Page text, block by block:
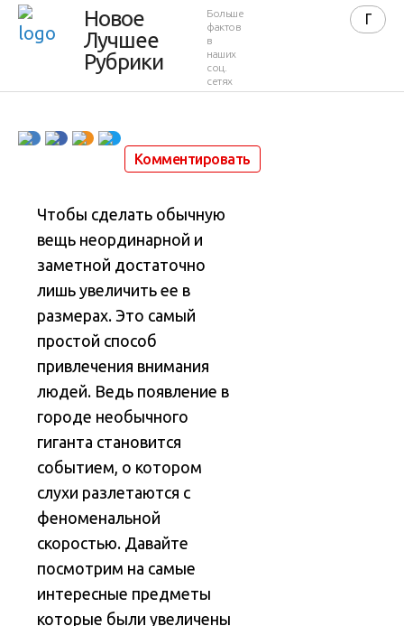
Новое
Лучшее
Рубрики
Больше
фактов
в
наших
соц.
сетях
предметов
27
56 775
11 октября 2012 в 02:39
Комментировать
Чтобы сделать обычную
вещь неординарной и
заметной достаточно
лишь увеличить ее в
размерах. Это самый
простой способ
привлечения внимания
людей. Ведь появление в
городе необычного
гиганта становится
событием, о котором
слухи разлетаются с
феноменальной
скоростью. Давайте
посмотрим на самые
интересные предметы
которые были увеличены